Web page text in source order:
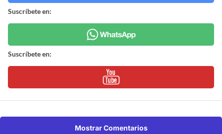
Suscríbete en:
Suscríbete en:
Mostrar Comentarios